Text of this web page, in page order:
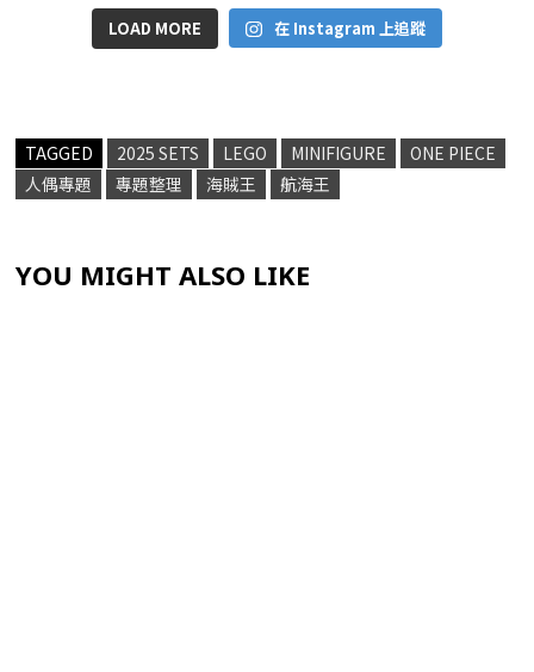
LOAD MORE 在 Instagram 上追蹤
TAGGED 2025 SETS LEGO MINIFIGURE
ONE PIECE
人偶專題
專題整理 海賊王 航海王
YOU MIGHT ALSO LIKE